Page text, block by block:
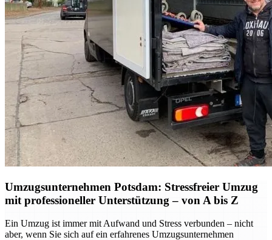
Umzugsunternehmen Potsdam: Stressfreier Umzug
mit professioneller Unterstützung – von A bis Z
Ein Umzug ist immer mit Aufwand und Stress verbunden – nicht
aber, wenn Sie sich auf ein erfahrenes Umzugsunternehmen